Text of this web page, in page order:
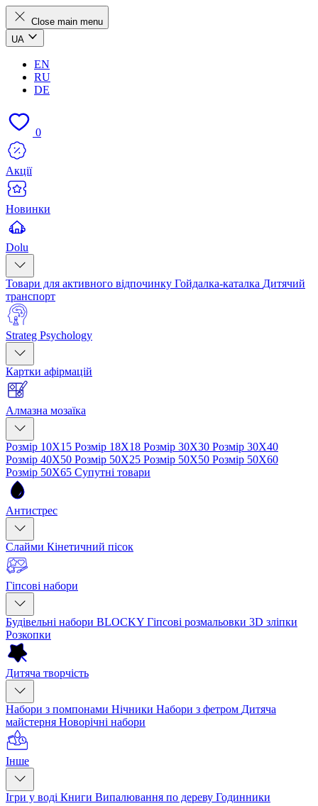
Close main menu
UA
EN
RU
DE
0
Акції
Новинки
Dolu
Товари для активного відпочинку Гойдалка-каталка Дитячий
транспорт
Strateg Psychology
Картки афірмацій
Алмазна мозаїка
Розмір 10Х15 Розмір 18Х18 Розмір 30Х30 Розмір 30Х40
Розмір 40Х50 Розмір 50Х25 Розмір 50Х50 Розмір 50Х60
Розмір 50Х65 Супутні товари
Антистрес
Слайми Кінетичний пісок
Гіпсові набори
Будівельні набори BLOCKY Гіпсові розмальовки 3D зліпки
Розкопки
Дитяча творчість
Набори з помпонами Нічники Набори з фетром Дитяча
майстерня Новорічні набори
Інше
Ігри у воді Книги Випалювання по дереву Годинники